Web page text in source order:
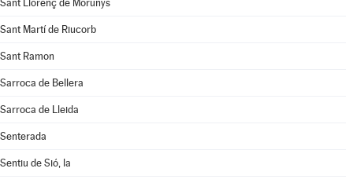
Sant Llorenç de Morunys
Sant Martí de Riucorb
Sant Ramon
Sarroca de Bellera
Sarroca de Lleida
Senterada
Sentiu de Sió, la